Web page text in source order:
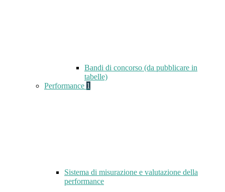
Bandi di concorso (da pubblicare in
tabelle)
Performance 1
Sistema di misurazione e valutazione della
performance